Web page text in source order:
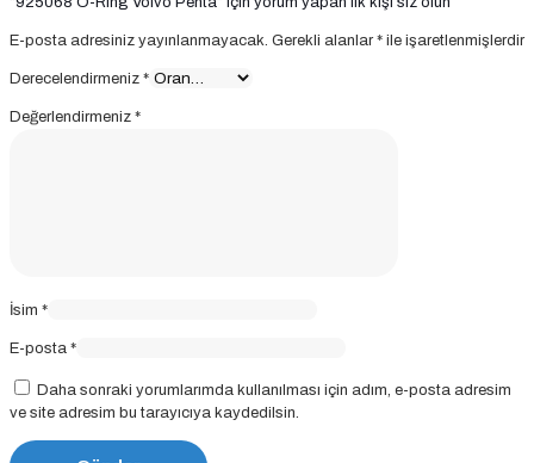
E-posta adresiniz yayınlanmayacak. Gerekli alanlar * ile işaretlenmişlerdir
Derecelendirmeniz *
Değerlendirmeniz *
İsim *
E-posta *
Daha sonraki yorumlarımda kullanılması için adım, e-posta adresim
ve site adresim bu tarayıcıya kaydedilsin.